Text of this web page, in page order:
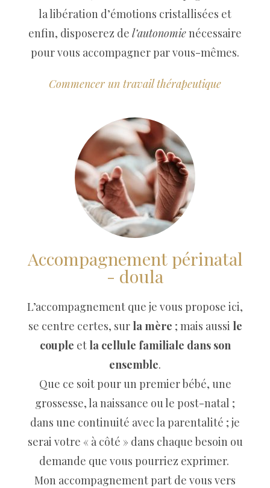
la libération d’émotions cristallisées et
enfin, disposerez de l’autonomienécessaire
pour vous accompagner par vous-mêmes.
Commencer un travail thérapeutique
Accompagnement périnatal
- doula
L’accompagnement que je vous propose ici,
se centre certes, sur la mère ; mais aussi le
couple et la cellule familiale dans son
ensemble.
Que ce soit pour un premier bébé, une
grossesse, la naissance ou le post-natal ;
dans une continuité avec la parentalité ; je
serai votre « à côté » dans chaque besoin ou
demande que vous pourriez exprimer.
Mon accompagnement part de vous vers